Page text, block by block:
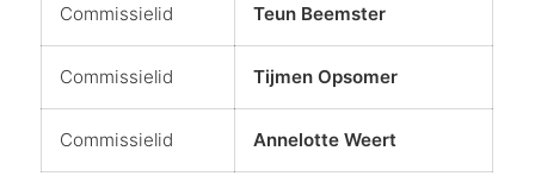
Commissielid Teun Beemster
Commissielid Tijmen Opsomer
Commissielid Annelotte Weert